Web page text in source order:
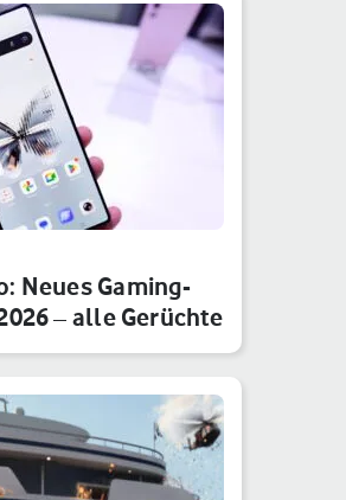
Neues Gaming-
– alle Gerüchte